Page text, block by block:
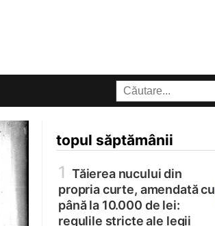
topul săptămânii
1 Tăierea nucului din
propria curte, amendată cu
până la 10.000 de lei:
regulile stricte ale legii